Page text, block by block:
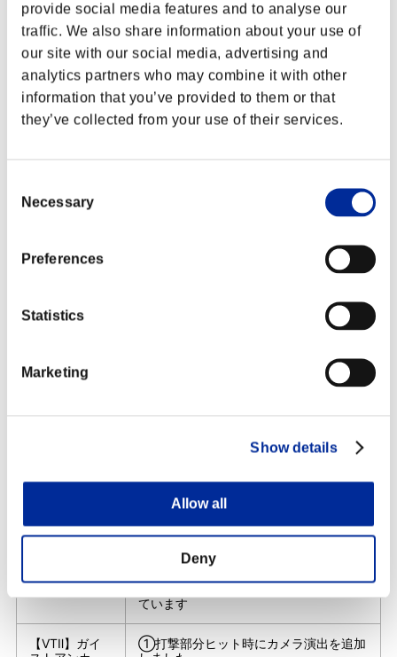
provide social media features and to analyse our
traffic. We also share information about your use of
our site with our social media, advertising and
analytics partners who may combine it with other
information that you’ve provided to them or that
they’ve collected from your use of their services.
Selection
Necessary
Preferences
Statistics
Marketing
Show details
Allow all
Deny
サイコフリッ
カー
①コンボカウント上限値を上げました
②コンボカウント加算値を上げました
サイコシュー
ト
①空中ヒット時の横方向への吹き飛び距
離を減少しました
②CAキャンセル可能となるタイミング
を1F遅くしました
通常技キャンセルから発動した際、初段
サイコナック
せた際、のけぞり時間を増加しました
②攻撃持続2F以降をカウンターヒットさ
せた際、カメラの揺れを増加しました
イミングを28F⇒31Fに変更しました
②コンボカウント始動値を下げました
変更しました
しました
に変更しました
ています
【VTⅡ】ガイ
①打撃部分ヒット時にカメラ演出を追加